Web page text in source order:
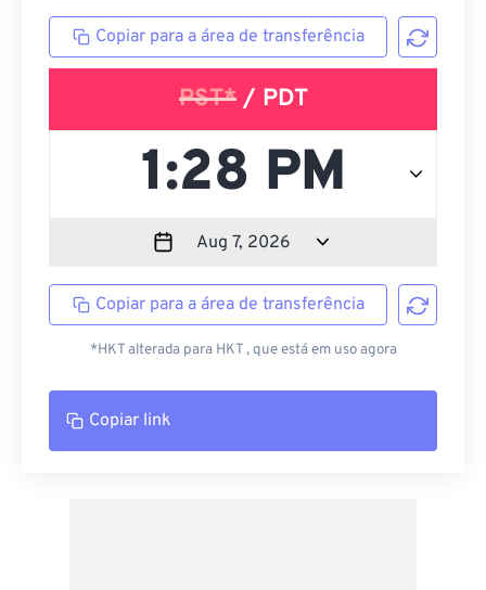
Copiar para a área de transferência
PST*/ PDT
Copiar para a área de transferência
*HKT alterada para HKT , que está em uso agora
Copiar link